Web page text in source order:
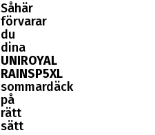
Såhär
förvarar
du
dina
UNIROYAL
RAINSP5XL
sommardäck
på
rätt
sätt